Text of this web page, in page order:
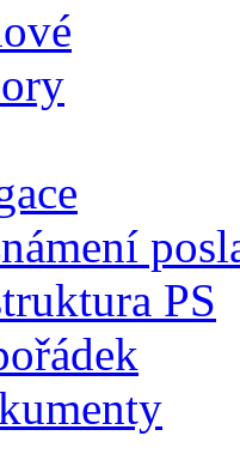
PS